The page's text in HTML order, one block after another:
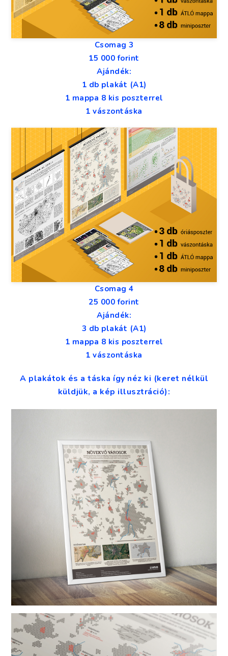
Csomag 3
15 000 forint
Ajándék:
1 db plakát (A1)
1 mappa 8 kis poszterrel
1 vászontáska
Csomag 4
25 000 forint
Ajándék:
3 db plakát (A1)
1 mappa 8 kis poszterrel
1 vászontáska
A plakátok és a táska így néz ki (keret nélkül
küldjük, a kép illusztráció):